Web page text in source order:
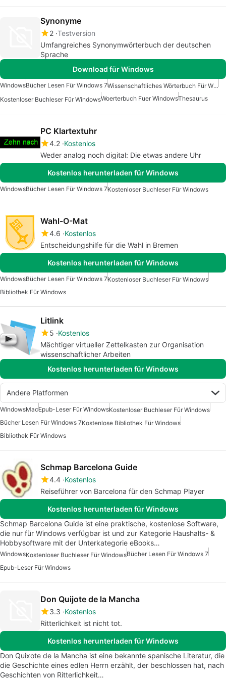
Synonyme
2 Testversion
Umfangreiches Synonymwörterbuch der deutschen
Sprache
Download für Windows
WindowsBücher Lesen Für Windows 7
Wissenschaftliches Wörterbuch Für Windows
Kostenloser Buchleser Für WindowsWoerterbuch Fuer WindowsThesaurus
PC Klartextuhr
4.2 Kostenlos
Weder analog noch digital: Die etwas andere Uhr
Kostenlos herunterladen für Windows
WindowsBücher Lesen Für Windows 7Kostenloser Buchleser Für Windows
Wahl-O-Mat
4.6 Kostenlos
Entscheidungshilfe für die Wahl in Bremen
Kostenlos herunterladen für Windows
WindowsBücher Lesen Für Windows 7Kostenloser Buchleser Für Windows
Bibliothek Für Windows
Litlink
5 Kostenlos
Mächtiger virtueller Zettelkasten zur Organisation
wissenschaftlicher Arbeiten
Kostenlos herunterladen für Windows
Andere Platformen
WindowsMacEpub-Leser Für WindowsKostenloser Buchleser Für Windows
Bücher Lesen Für Windows 7Kostenlose Bibliothek Für Windows
Bibliothek Für Windows
Schmap Barcelona Guide
4.4 Kostenlos
Reiseführer von Barcelona für den Schmap Player
Kostenlos herunterladen für Windows
Schmap Barcelona Guide ist eine praktische, kostenlose Software,
die nur für Windows verfügbar ist und zur Kategorie Haushalts- &
Hobbysoftware mit der Unterkategorie eBooks…
WindowsKostenloser Buchleser Für WindowsBücher Lesen Für Windows 7
Epub-Leser Für Windows
Don Quijote de la Mancha
3.3 Kostenlos
Ritterlichkeit ist nicht tot.
Kostenlos herunterladen für Windows
Don Quixote de la Mancha ist eine bekannte spanische Literatur, die
die Geschichte eines edlen Herrn erzählt, der beschlossen hat, nach
Geschichten von Ritterlichkeit…